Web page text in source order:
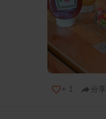
+ 1 分享